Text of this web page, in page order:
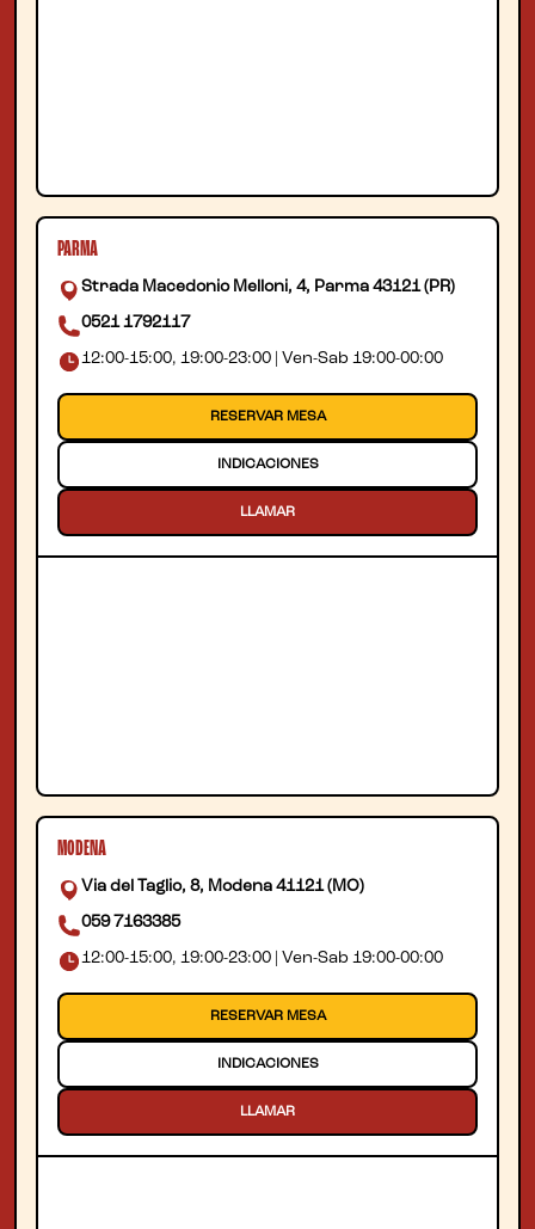
PARMA
Strada Macedonio Melloni, 4, Parma 43121 (PR)
0521 1792117
12:00-15:00, 19:00-23:00 | Ven-Sab 19:00-00:00
RESERVAR MESA
INDICACIONES
LLAMAR
MODENA
Via del Taglio, 8, Modena 41121 (MO)
059 7163385
12:00-15:00, 19:00-23:00 | Ven-Sab 19:00-00:00
RESERVAR MESA
INDICACIONES
LLAMAR